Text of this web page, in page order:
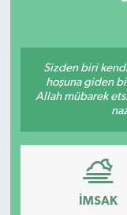
Sizden biri
hoşuna giden
Allah mübarek
İMSAK